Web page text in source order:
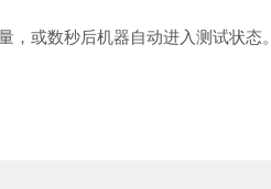
或数秒后机器自动进入测试状态。